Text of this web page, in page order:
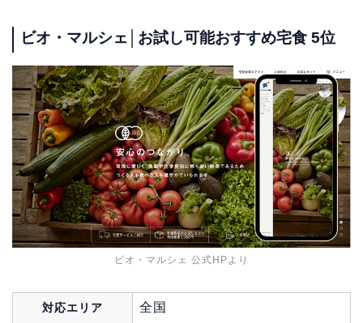
ビオ・マルシェ│お試し可能おすすめ宅食 5位
ビオ・マルシェ 公式HPより
対応エリア 全国